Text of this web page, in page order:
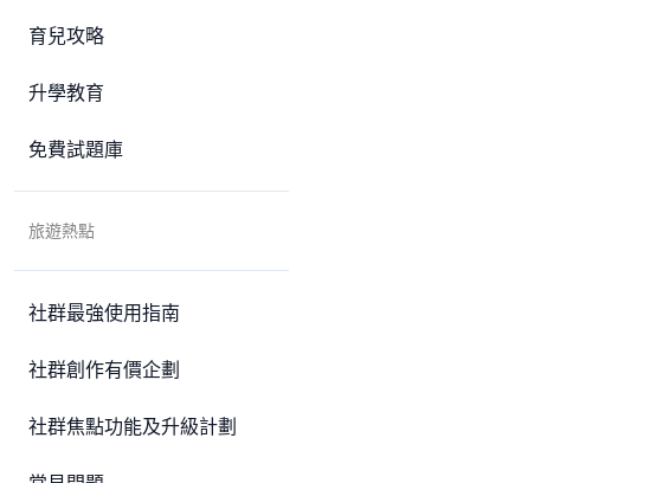
育兒攻略
升學教育
免費試題庫
旅遊熱點
社群最強使用指南
社群創作有價企劃
社群焦點功能及升級計劃